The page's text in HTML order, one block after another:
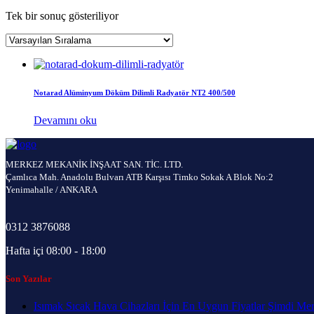
Tek bir sonuç gösteriliyor
Notarad Alüminyum Döküm Dilimli Radyatör NT2 400/500
Devamını oku
MERKEZ MEKANİK İNŞAAT SAN. TİC. LTD.
Çamlıca Mah. Anadolu Bulvarı ATB Karşısı Timko Sokak A Blok No:2
Yenimahalle / ANKARA
0312 3876088
Hafta içi 08:00 - 18:00
Son Yazılar
Isımak Sıcak Hava Cihazları İçin En Uygun Fiyatlar Şimdi